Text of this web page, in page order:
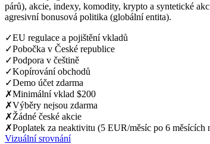
párů), akcie, indexy, komodity, krypto a syntetické
agresivní bonusová politika (globální entita).
✓EU regulace a pojištění vkladů
✓Pobočka v České republice
✓Podpora v češtině
✓Kopírování obchodů
✓Demo účet zdarma
✗Minimální vklad $200
✗Výběry nejsou zdarma
✗Žádné české akcie
✗Poplatek za neaktivitu (5 EUR/měsíc po 6 měsících
Vizuální srovnání